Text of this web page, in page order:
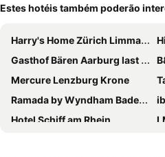
Estes hotéis também poderão
Harry's Home Zürich Limmattal
Gasthof Bären Aarburg last Check in 2100 pm
Mercure Lenzburg Krone
Ramada by Wyndham Baden Hotel du Parc
Hotel Schiff am Rhein